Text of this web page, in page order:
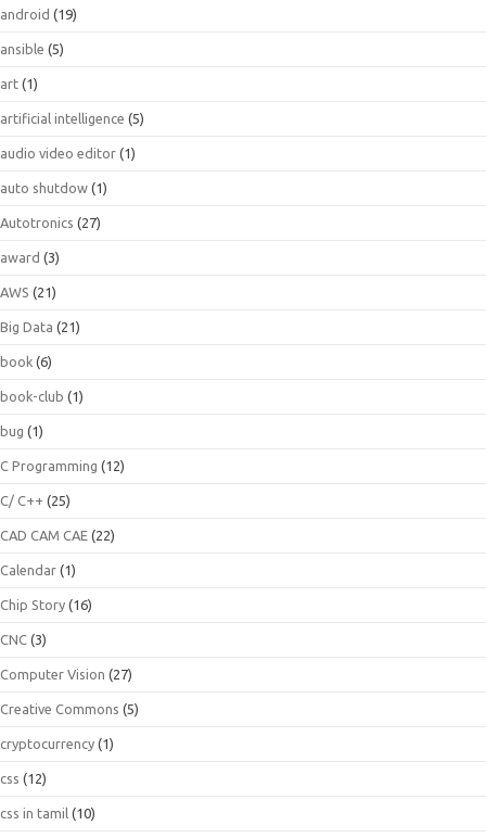
android (19)
ansible (5)
art (1)
artificial intelligence (5)
audio video editor (1)
auto shutdow (1)
Autotronics (27)
award (3)
AWS (21)
Big Data (21)
book (6)
book-club (1)
bug (1)
C Programming (12)
C/ C++ (25)
CAD CAM CAE (22)
Calendar (1)
Chip Story (16)
CNC (3)
Computer Vision (27)
Creative Commons (5)
cryptocurrency (1)
css (12)
css in tamil (10)